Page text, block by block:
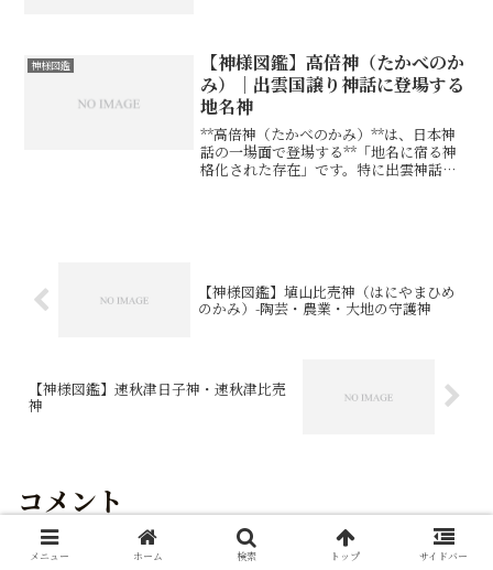
神様図鑑
【神様図鑑】高倍神（たかべのか
み）｜出雲国譲り神話に登場する
地名神
**高倍神（たかべのかみ）**は、日本神
話の一場面で登場する**「地名に宿る神
格化された存在」です。特に出雲神話に
【神様図鑑】埴山比売神（はにやまひめ
のかみ）-陶芸・農業・大地の守護神
【神様図鑑】速秋津日子神・速秋津比売
神
コメント
メニュー ホーム 検索 トップ サイドバー